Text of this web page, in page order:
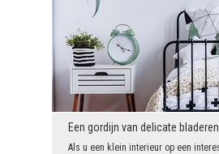
Een gordijn van delicate bladeren